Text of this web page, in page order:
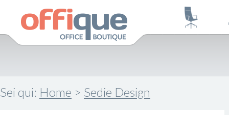
Sei qui: Home > Sedie Design